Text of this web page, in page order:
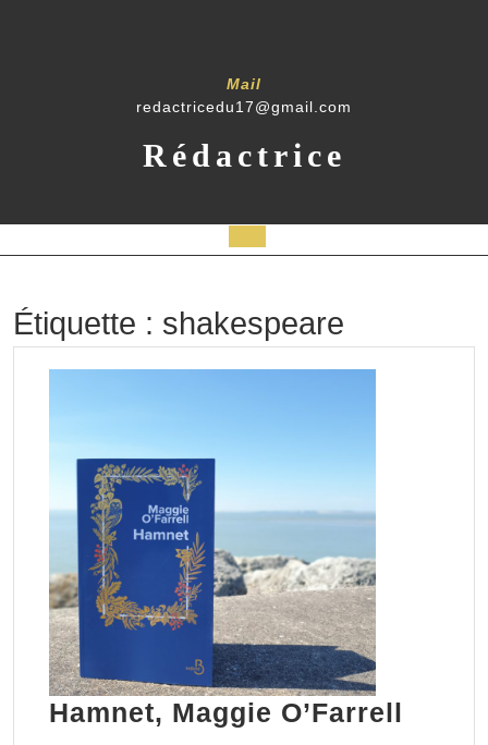
Mail
redactricedu17@gmail.com
Rédactrice
Button
Étiquette : shakespeare
Hamnet, Maggie O’Farrell